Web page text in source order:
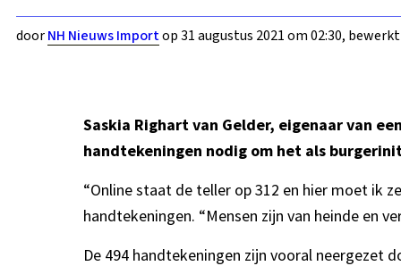
doorNH Nieuws Importop 31 augustus 2021 om 02:30,
Saskia Righart van Gelder, eigenaar van
handtekeningen nodig om het als
“Online staat de teller op 312 en hier moet ik
handtekeningen. “Mensen zijn van heinde en
De 494 handtekeningen zijn vooral neergezet